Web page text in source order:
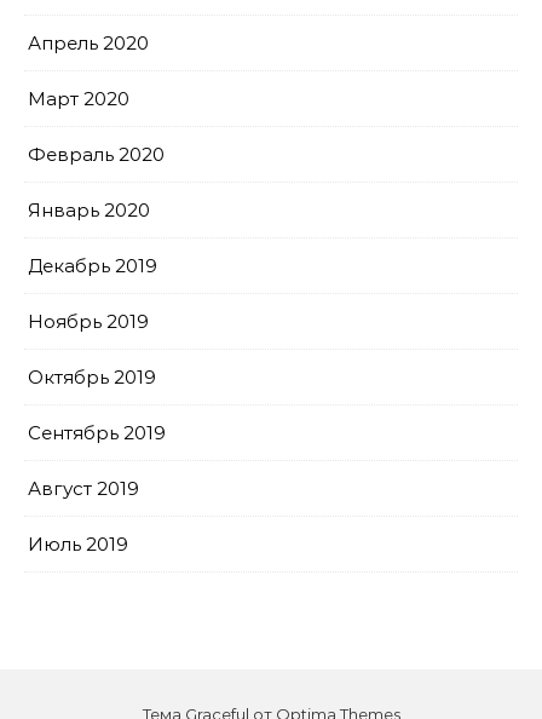
Апрель 2020
Март 2020
Февраль 2020
Январь 2020
Декабрь 2019
Ноябрь 2019
Октябрь 2019
Сентябрь 2019
Август 2019
Июль 2019
Тема Graceful от Optima Themes